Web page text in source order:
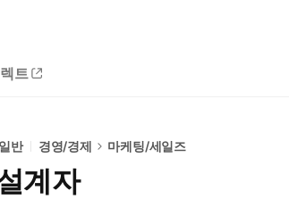
트
반 경영/경제 마케팅/세일즈
계자